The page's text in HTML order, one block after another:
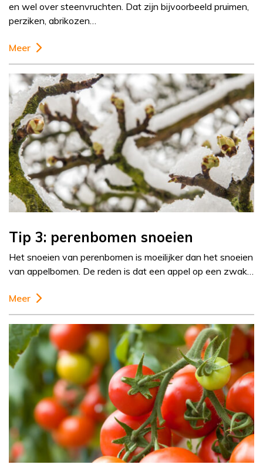
en wel over steenvruchten. Dat zijn bijvoorbeeld pruimen,
perziken, abrikozen…
Meer
Tip 3: perenbomen snoeien
Het snoeien van perenbomen is moeilijker dan het snoeien
van appelbomen. De reden is dat een appel op een zwak…
Meer